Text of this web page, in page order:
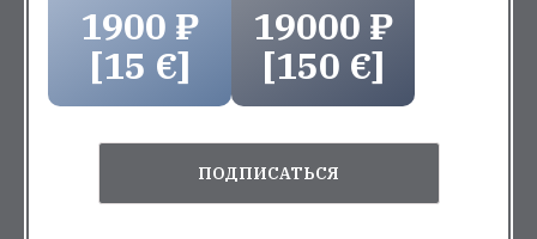
1900 ₽
[15 €]
19000 ₽
[150 €]
ПОДПИСАТЬСЯ